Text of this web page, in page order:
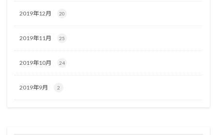
2019年12月 20
2019年11月 25
2019年10月 24
2019年9月 2